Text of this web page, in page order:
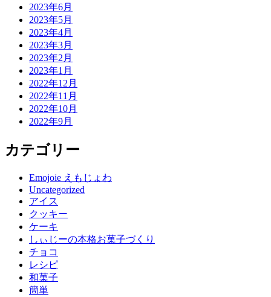
2023年6月
2023年5月
2023年4月
2023年3月
2023年2月
2023年1月
2022年12月
2022年11月
2022年10月
2022年9月
カテゴリー
Emojoie えもじょわ
Uncategorized
アイス
クッキー
ケーキ
しぃじーの本格お菓子づくり
チョコ
レシピ
和菓子
簡単